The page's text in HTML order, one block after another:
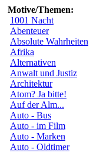
Motive/Themen:
1001 Nacht
Abenteuer
Absolute Wahrheiten
Afrika
Alternativen
Anwalt und Justiz
Architektur
Atom? Ja bitte!
Auf der Alm...
Auto - Bus
Auto - im Film
Auto - Marken
Auto - Oldtimer